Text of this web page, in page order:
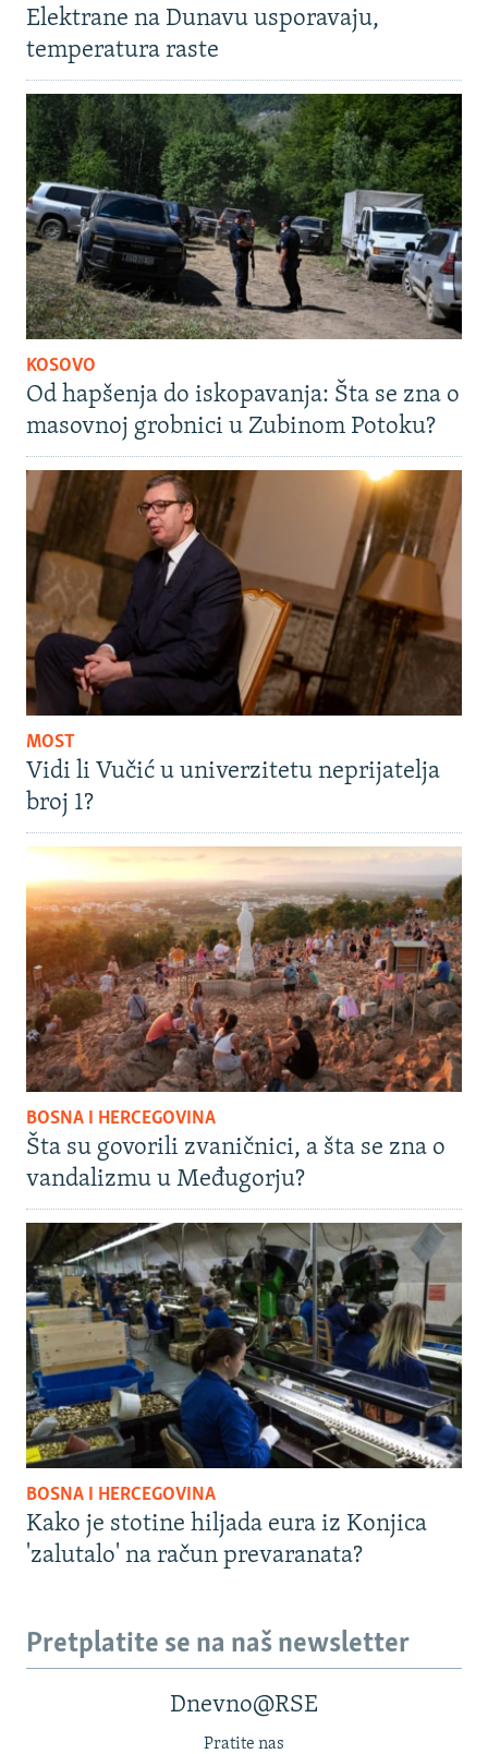
Elektrane na Dunavu usporavaju,
temperatura raste
KOSOVO
Od hapšenja do iskopavanja: Šta se zna o
masovnoj grobnici u Zubinom Potoku?
MOST
Vidi li Vučić u univerzitetu neprijatelja
broj 1?
BOSNA I HERCEGOVINA
Šta su govorili zvaničnici, a šta se zna o
vandalizmu u Međugorju?
BOSNA I HERCEGOVINA
Kako je stotine hiljada eura iz Konjica
'zalutalo' na račun prevaranata?
Pretplatite se na naš newsletter
Dnevno@RSE
Pratite nas